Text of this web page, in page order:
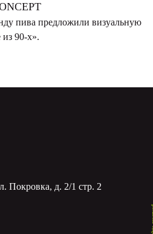
пива предложили визуальную
90-х».
Покровка, д. 2/1 стр. 2